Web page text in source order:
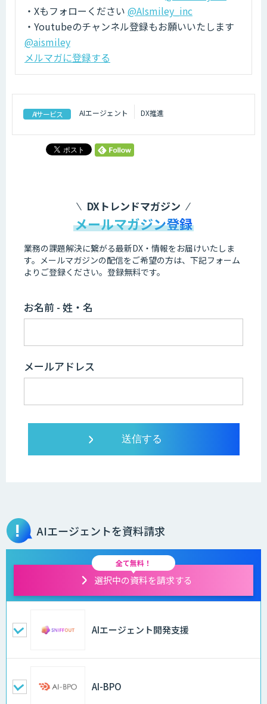
・Xもフォローください @AIsmiley_inc
・Youtubeのチャンネル登録もお願いいたします
@aismiley
メルマガに登録する
AIサービス AIエージェント DX推進
DXトレンドマガジン
メールマガジン登録
業務の課題解決に繋がる最新DX・情報をお届けいたしま
す。 メールマガジンの配信をご希望の方は、下記フォーム
よりご登録ください。登録無料です。
お名前 - 姓・名
メールアドレス
AIエージェントを資料請求
全て無料！
選択中の資料を請求する
AIエージェント開発支援
AI-BPO